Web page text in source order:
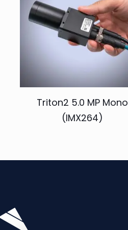
Triton2 5.0 MP Mono
(IMX264)